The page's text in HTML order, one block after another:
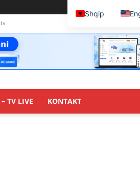
– TV LIVE KONTAKT
Shqip